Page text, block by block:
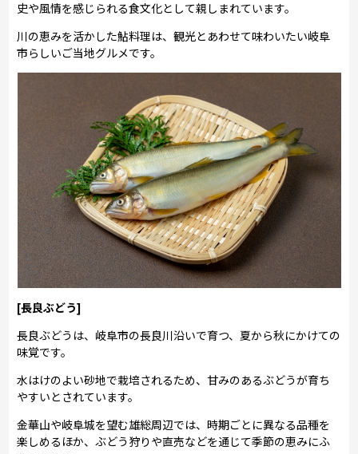
史や風情を感じられる食文化として親しまれています。
川の恵みを活かした鮎料理は、観光とあわせて味わいたい岐阜
市らしいご当地グルメです。
[長良ぶどう]
長良ぶどうは、岐阜市の長良川沿いで育つ、夏から秋にかけての
味覚です。
水はけのよい砂地で栽培されるため、甘みのあるぶどうが育ち
やすいとされています。
金華山や岐阜城を望む雄総周辺では、時期ごとに異なる品種を
楽しめるほか、ぶどう狩りや直売などを通じて季節の恵みにふ